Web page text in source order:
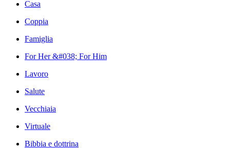
Casa
Coppia
Famiglia
For Her &#038; For Him
Lavoro
Salute
Vecchiaia
Virtuale
Bibbia e dottrina